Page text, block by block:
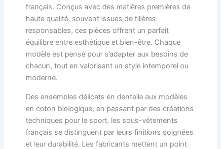
français. Conçus avec des matières premières de
haute qualité, souvent issues de filières
responsables, ces pièces offrent un parfait
équilibre entre esthétique et bien-être. Chaque
modèle est pensé pour s’adapter aux besoins de
chacun, tout en valorisant un style intemporel ou
moderne.
Des ensembles délicats en dentelle aux modèles
en coton biologique, en passant par des créations
techniques pour le sport, les sous-vêtements
français se distinguent par leurs finitions soignées
et leur durabilité. Les fabricants mettent un point